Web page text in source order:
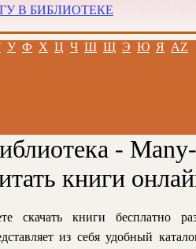
В БИБЛИОТЕКЕ
У Ф Х Ц Ч Ш Щ Э Ю Я AZ
-
книги
скачать книги бесплатно
из себя удобный